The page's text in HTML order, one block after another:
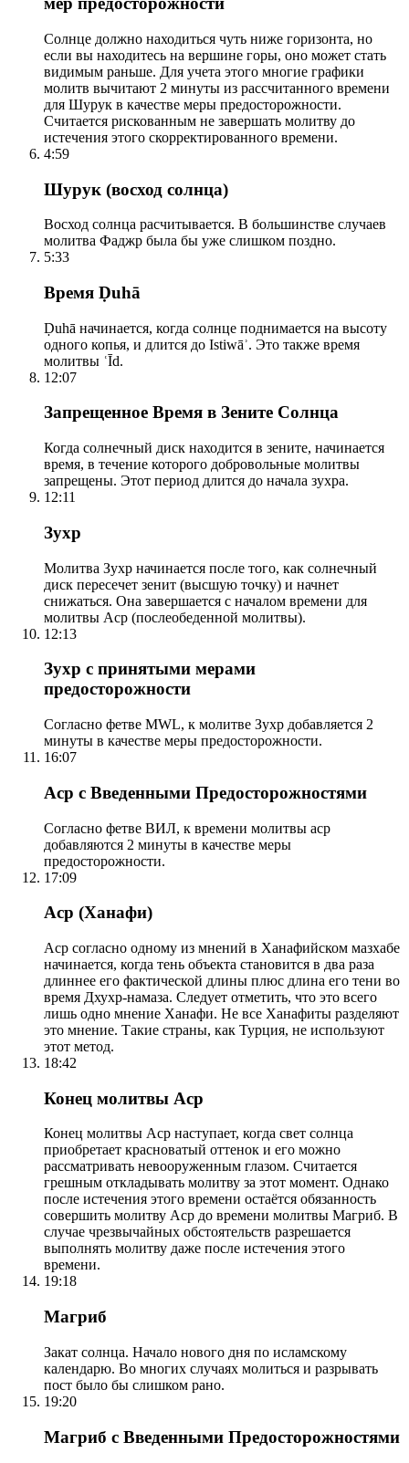
Солнце должно находиться чуть ниже горизонта, но
если вы находитесь на вершине горы, оно может стать
видимым раньше. Для учета этого многие графики
молитв вычитают 2 минуты из рассчитанного времени
для Шурук в качестве меры предосторожности.
Считается рискованным не завершать молитву до
истечения этого скорректированного времени.
4:59
Шурук (восход солнца)
Восход солнца расчитывается. В большинстве случаев
молитва Фаджр была бы уже слишком поздно.
5:33
Время Ḍuhā
Ḍuhā начинается, когда солнце поднимается на высоту
одного копья, и длится до Istiwāʾ. Это также время
молитвы ʿĪd.
12:07
Запрещенное Время в Зените Солнца
Когда солнечный диск находится в зените, начинается
время, в течение которого добровольные молитвы
запрещены. Этот период длится до начала зухра.
12:11
Зухр
Молитва Зухр начинается после того, как солнечный
диск пересечет зенит (высшую точку) и начнет
снижаться. Она завершается с началом времени для
молитвы Аср (послеобеденной молитвы).
12:13
Зухр с принятыми мерами
предосторожности
Согласно фетве MWL, к молитве Зухр добавляется 2
минуты в качестве меры предосторожности.
16:07
Аср с Введенными Предосторожностями
Согласно фетве ВИЛ, к времени молитвы аср
добавляются 2 минуты в качестве меры
предосторожности.
17:09
Аср (Ханафи)
Аср согласно одному из мнений в Ханафийском мазхабе
начинается, когда тень объекта становится в два раза
длиннее его фактической длины плюс длина его тени во
время Дхухр-намаза. Следует отметить, что это всего
лишь одно мнение Ханафи. Не все Ханафиты разделяют
это мнение. Такие страны, как Турция, не используют
этот метод.
18:42
Конец молитвы Аср
Конец молитвы Аср наступает, когда свет солнца
приобретает красноватый оттенок и его можно
рассматривать невооруженным глазом. Считается
грешным откладывать молитву за этот момент. Однако
после истечения этого времени остаётся обязанность
совершить молитву Аср до времени молитвы Магриб. В
случае чрезвычайных обстоятельств разрешается
выполнять молитву даже после истечения этого
времени.
19:18
Магриб
Закат солнца. Начало нового дня по исламскому
календарю. Во многих случаях молиться и разрывать
пост было бы слишком рано.
19:20
Магриб с Введенными Предосторожностями